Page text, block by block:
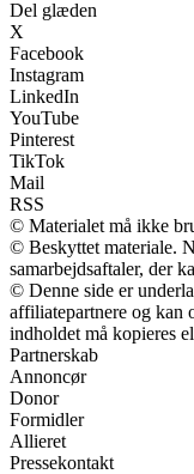
Del glæden
X
Facebook
Instagram
LinkedIn
YouTube
Pinterest
TikTok
Mail
RSS
© Materialet må ikke
© Beskyttet materiale.
samarbejdsaftaler, der
© Denne side er
affiliatepartnere og kan
indholdet må kopieres
Partnerskab
Annoncør
Donor
Formidler
Allieret
Pressekontakt